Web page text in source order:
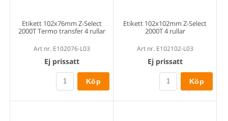
Etikett 102x76mm Z-Select
2000T Termo transfer 4 rullar
Art nr. E102076-L03
Ej prissatt
Köp
Etikett 102x102mm Z-Select
2000T 4 rullar
Art nr. E102102-L03
Ej prissatt
Köp